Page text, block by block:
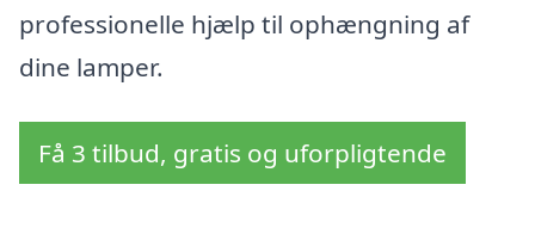
professionelle hjælp til ophængning af
dine lamper.
Få 3 tilbud, gratis og uforpligtende